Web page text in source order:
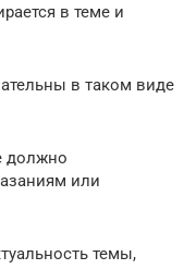
в теме и
в таком виде
должно
или
темы,